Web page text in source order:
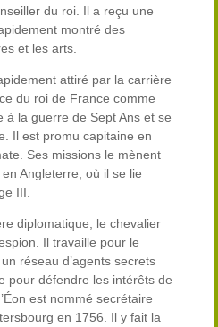
du roi. Il a reçu une
montré des
et les arts.
attiré par la carrière
du roi de France comme
à la guerre de Sept Ans et se
Il est promu capitaine en
Ses missions le mènent
Angleterre, où il se lie
III.
diplomatique, le chevalier
Il travaille pour le
réseau d’agents secrets
pour défendre les intérêts de
est nommé secrétaire
en 1756. Il y fait la